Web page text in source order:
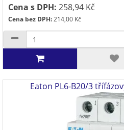
Cena s DPH: 258,94 Kč
Cena bez DPH:214,00 Kč
Eaton PL6-B20/3